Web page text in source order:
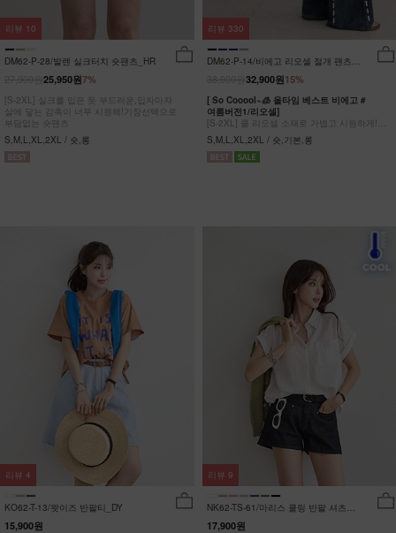
DM62-P-28/발렌 실크터치 숏팬츠_HR
7%
25,950원
[S-2XL] 실크를 입은 듯 부드러운,입자마자
살에 닿는 감촉이 너무 시원해!기장선택으로
부담없는 숏팬츠
S,M,L,XL,2XL / 숏,롱
리뷰 10
DM62-P-14/비에고 리오셀 절개 팬츠
15%
32,900원
[ So Cooool~🧊 올타임 베스트 비에고 #
여름버전1/리오셀]
[S-2XL] 쿨 리오셀 소재로 가볍고 시원하게!
사이드 절개 쿨링 데님팬츠
S,M,L,XL,2XL / 숏,기본,롱
리뷰 330
KO62-T-13/왓이즈 반팔티_DY
15,900원
리뷰 4
NK62-TS-61/마리스 쿨링 반팔 셔츠
17,900원
리뷰 9